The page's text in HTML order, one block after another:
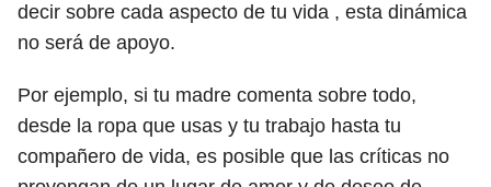
decir sobre cada aspecto de tu vida , esta dinámica
no será de apoyo.
Por ejemplo, si tu madre comenta sobre todo,
desde la ropa que usas y tu trabajo hasta tu
compañero de vida, es posible que las críticas no